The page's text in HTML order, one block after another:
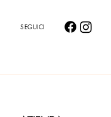
SEGUICI